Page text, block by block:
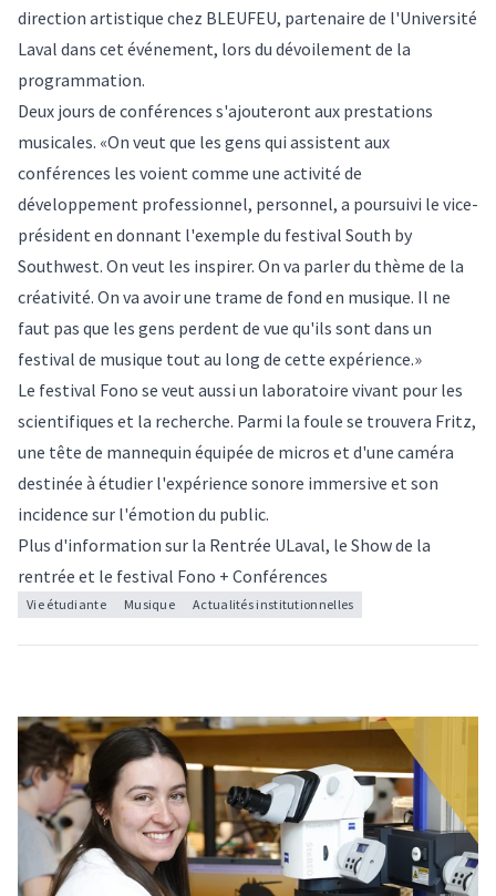
direction artistique chez BLEUFEU, partenaire de l'Université
Laval dans cet événement, lors du dévoilement de la
programmation.
Deux jours de conférences s'ajouteront aux prestations
musicales. «On veut que les gens qui assistent aux
conférences les voient comme une activité de
développement professionnel, personnel, a poursuivi le vice-
président en donnant l'exemple du festival South by
Southwest. On veut les inspirer. On va parler du thème de la
créativité. On va avoir une trame de fond en musique. Il ne
faut pas que les gens perdent de vue qu'ils sont dans un
festival de musique tout au long de cette expérience.»
Le festival Fono se veut aussi un laboratoire vivant pour les
scientifiques et la recherche. Parmi la foule se trouvera Fritz,
une tête de mannequin équipée de micros et d'une caméra
destinée à étudier l'expérience sonore immersive et son
incidence sur l'émotion du public.
Plus d'information sur la Rentrée ULaval, le Show de la
rentrée et le festival Fono + Conférences
Vie étudiante Musique Actualités institutionnelles